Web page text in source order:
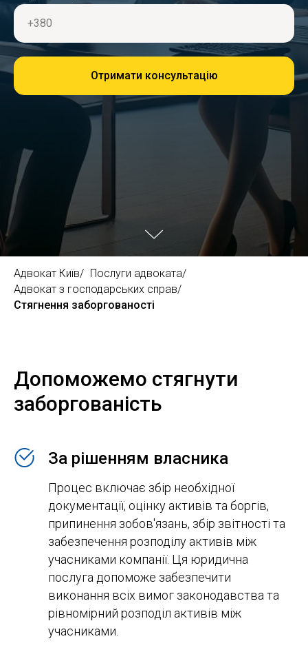
+380
Отримати консультацію
Адвокат Київ/ Послуги адвоката/
Адвокат з господарських справ/
Стягнення заборгованості
Допоможемо стягнути
заборгованість
За рішенням власника
Процес включає збір необхідної
документації, оцінку активів та боргів,
припинення зобов'язань, збір звітності та
забезпечення розподілу активів між
учасниками компанії. Ця юридична
послуга допоможе забезпечити
виконання всіх вимог законодавства та
рівномірний розподіл активів між
учасниками.